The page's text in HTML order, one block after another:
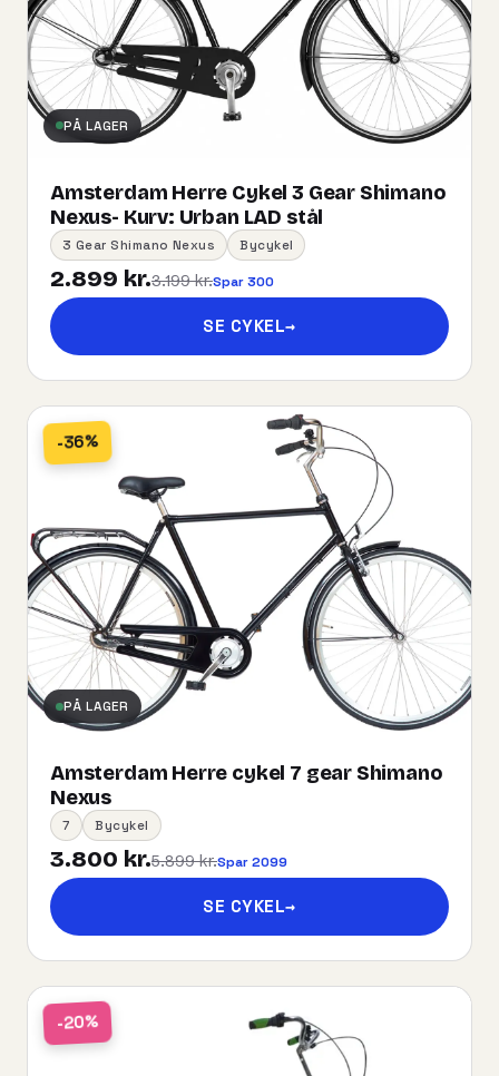
PÅ LAGER
Amsterdam Herre Cykel 3 Gear Shimano
Nexus- Kurv:​ ​Urban​ ​LAD​ ​stål
3 Gear Shimano Nexus Bycykel
2.899 kr.3.199 kr.Spar 300
SE CYKEL→
-36%
PÅ LAGER
Amsterdam Herre cykel 7 gear Shimano
Nexus
7 Bycykel
3.800 kr.5.899 kr.Spar 2099
SE CYKEL→
-20%